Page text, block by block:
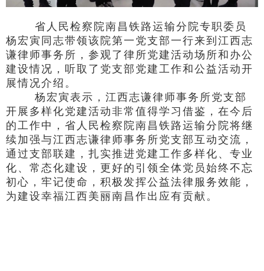
省人民检察院南昌铁路运输分院专职委员
杨宏寅同志带领该院第一党支部一行来到江西志
谦律师事务所，参观了律所党建活动场所和办公
建设情况，听取了党支部党建工作和公益活动开
展情况介绍。
杨宏寅表示，江西志谦律师事务所党支部
开展多样化党建活动非常值得学习借鉴，在今后
的工作中，省人民检察院南昌铁路运输分院将继
续加强与江西志谦律师事务所党支部互动交流，
通过支部联建，扎实推进党建工作多样化、专业
化、常态化建设，更好的引领全体党员始终不忘
初心，牢记使命，积极发挥公益法律服务效能，
为建设幸福江西美丽南昌作出应有贡献。